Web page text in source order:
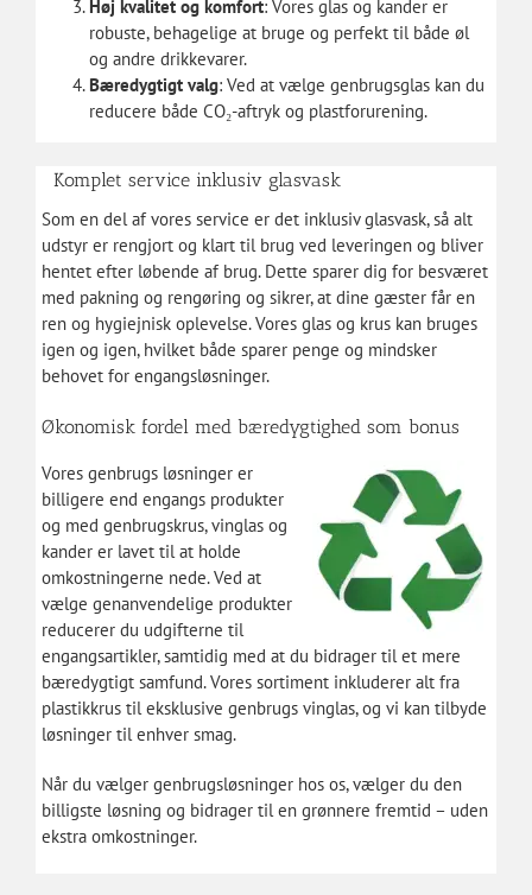
Høj kvalitet og komfort: Vores glas og kander er
robuste, behagelige at bruge og perfekt til både øl
og andre drikkevarer.
Bæredygtigt valg: Ved at vælge genbrugsglas kan du
reducere både CO₂-aftryk og plastforurening.
Komplet service inklusiv glasvask
Som en del af vores service er det inklusiv glasvask, så alt
udstyr er rengjort og klart til brug ved leveringen og bliver
hentet efter løbende af brug. Dette sparer dig for besværet
med pakning og rengøring og sikrer, at dine gæster får en
ren og hygiejnisk oplevelse. Vores glas og krus kan bruges
igen og igen, hvilket både sparer penge og mindsker
behovet for engangsløsninger.
Økonomisk fordel med bæredygtighed som bonus
Vores genbrugs løsninger er
billigere end engangs produkter
og med genbrugskrus, vinglas og
kander er lavet til at holde
omkostningerne nede. Ved at
vælge genanvendelige produkter
reducerer du udgifterne til
engangsartikler, samtidig med at du bidrager til et mere
bæredygtigt samfund. Vores sortiment inkluderer alt fra
plastikkrus til eksklusive genbrugs vinglas, og vi kan tilbyde
løsninger til enhver smag.
Når du vælger genbrugsløsninger hos os, vælger du den
billigste løsning og bidrager til en grønnere fremtid – uden
ekstra omkostninger.